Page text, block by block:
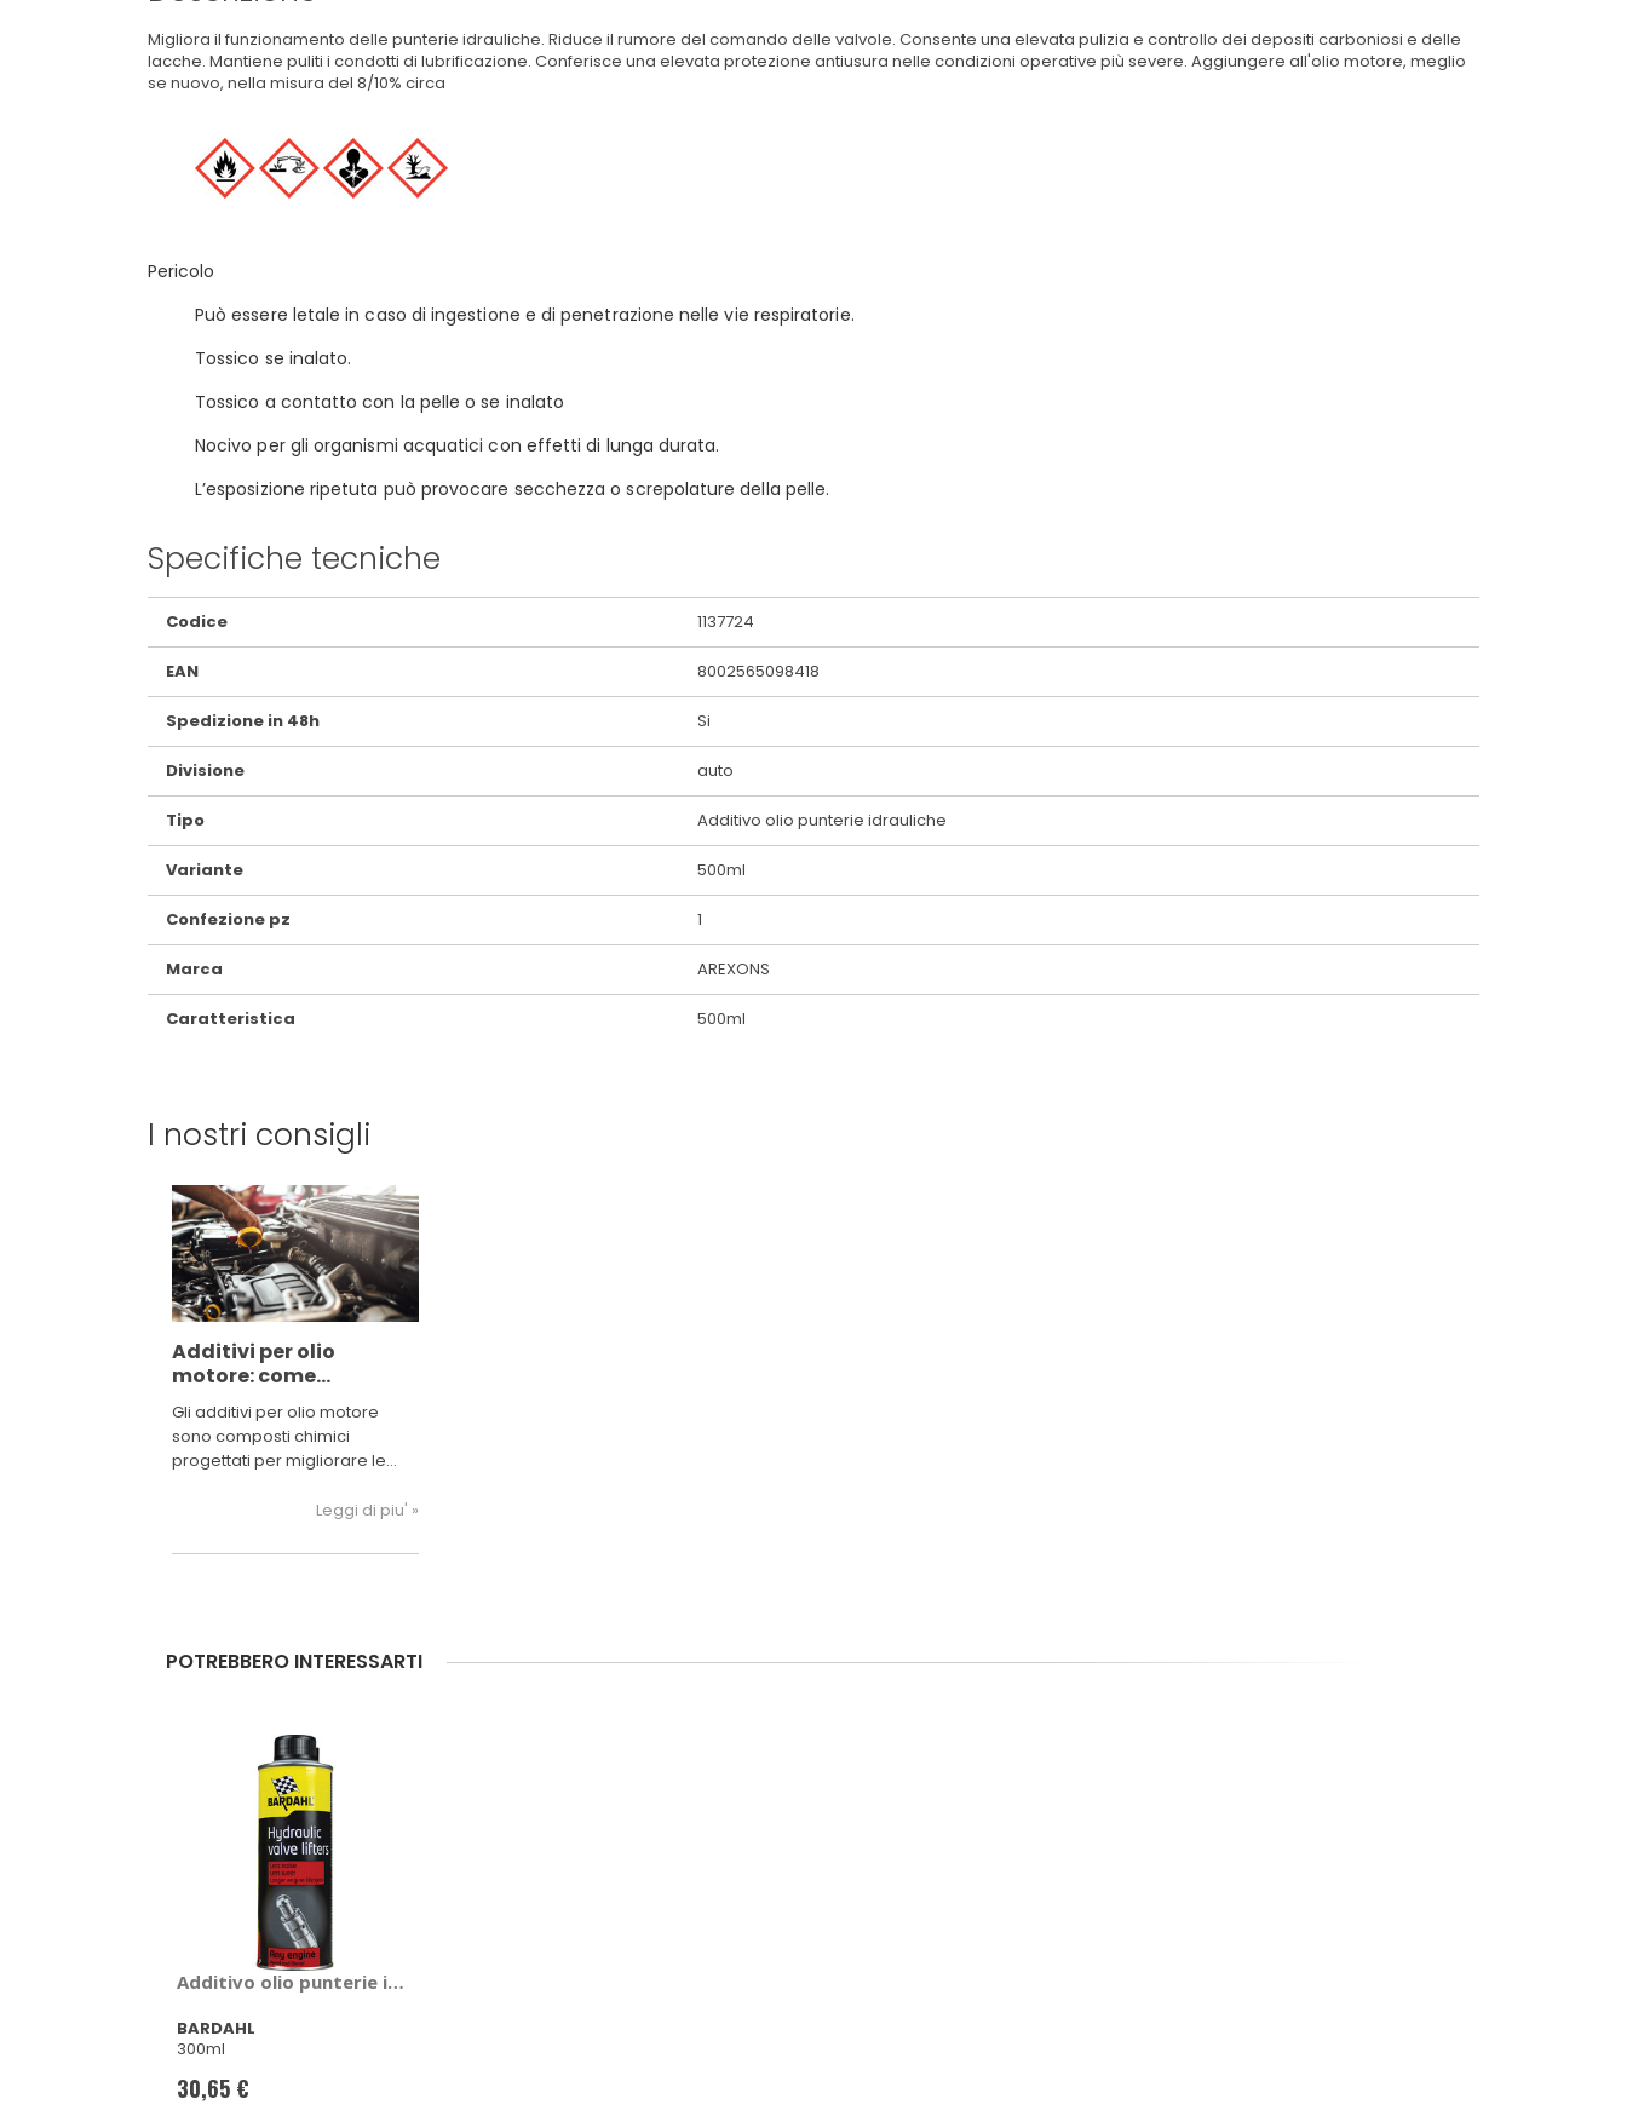
Migliora il funzionamento delle punterie idrauliche. Riduce il rumore del comando delle valvole. Consente una elevata pulizia e controllo dei depositi carboniosi e delle
lacche. Mantiene puliti i condotti di lubrificazione. Conferisce una elevata protezione antiusura nelle condizioni operative più severe. Aggiungere all'olio motore, meglio
se nuovo, nella misura del 8/10% circa
Pericolo
Può essere letale in caso di ingestione e di penetrazione nelle vie respiratorie.
Tossico se inalato.
Tossico a contatto con la pelle o se inalato
Nocivo per gli organismi acquatici con effetti di lunga durata.
L’esposizione ripetuta può provocare secchezza o screpolature della pelle.
Specifiche tecniche
Maggiori
Informazioni
Codice 1137724
EAN 8002565098418
Spedizione in 48h Si
Divisione auto
Tipo Additivo olio punterie idrauliche
Variante 500ml
Confezione pz 1
Marca AREXONS
Caratteristica 500ml
I nostri consigli
Additivi per olio
motore: come
funzionano
Gli additivi per olio motore
sono composti chimici
progettati per migliorare le
Leggi di piu' »
POTREBBERO INTERESSARTI
Additivo olio punterie idrauliche Punterie Idrauliche - BARDAHL
BARDAHL
300ml
30,65 €